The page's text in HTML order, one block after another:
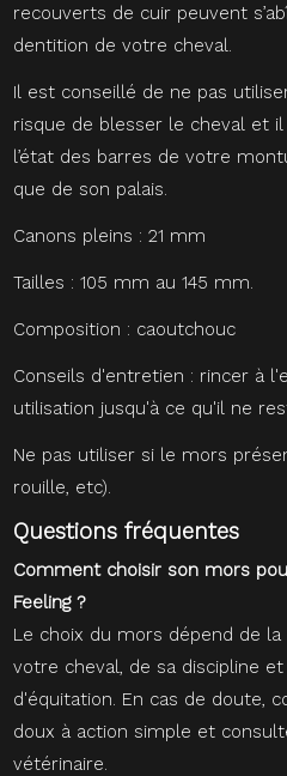
recouverts de cuir peuvent
dentition de votre cheval.
Il est conseillé de ne pas
risque de blesser le cheval et
l’état des barres de votre
que de son palais.
Canons pleins : 21 mm
Tailles : 105 mm au 145 mm.
Composition : caoutchouc
Conseils d'entretien : rincer à
utilisation jusqu'à ce qu'il ne
Ne pas utiliser si le mors
rouille, etc).
Questions fréquentes
Comment choisir son mors
Feeling ?
Le choix du mors dépend de
votre cheval, de sa discipline
d'équitation. En cas de doute,
doux à action simple et
vétérinaire.